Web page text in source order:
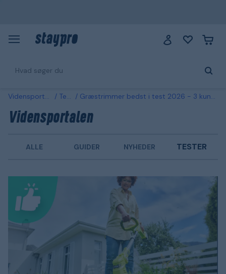
Vidensportalen Tester Græstrimmer bedst i test 2026 - 3 kundefavoritter sammenlignet
Vidensportalen
ALLE GUIDER NYHEDER TESTER